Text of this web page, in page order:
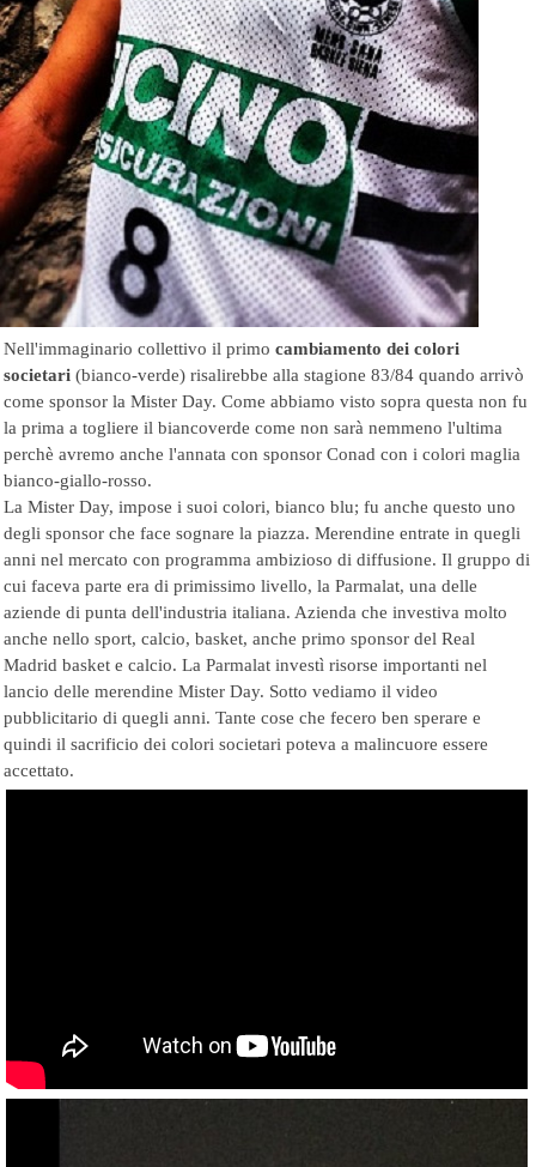
Nell'immaginario collettivo il primo cambiamento dei colori
societari (bianco-verde) risalirebbe alla stagione 83/84 quando arrivò
come sponsor la Mister Day. Come abbiamo visto sopra questa non fu
la prima a togliere il biancoverde come non sarà nemmeno l'ultima
perchè avremo anche l'annata con sponsor Conad con i colori maglia
bianco-giallo-rosso.
La Mister Day, impose i suoi colori, bianco blu; fu anche questo uno
degli sponsor che face sognare la piazza. Merendine entrate in quegli
anni nel mercato con programma ambizioso di diffusione. Il gruppo di
cui faceva parte era di primissimo livello, la Parmalat, una delle
aziende di punta dell'industria italiana. Azienda che investiva molto
anche nello sport, calcio, basket, anche primo sponsor del Real
Madrid basket e calcio. La Parmalat investì risorse importanti nel
lancio delle merendine Mister Day. Sotto vediamo il video
pubblicitario di quegli anni. Tante cose che fecero ben sperare e
quindi il sacrificio dei colori societari poteva a malincuore essere
accettato.